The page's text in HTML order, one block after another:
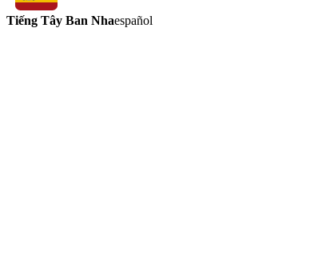
Tiếng Tây Ban Nhaespañol